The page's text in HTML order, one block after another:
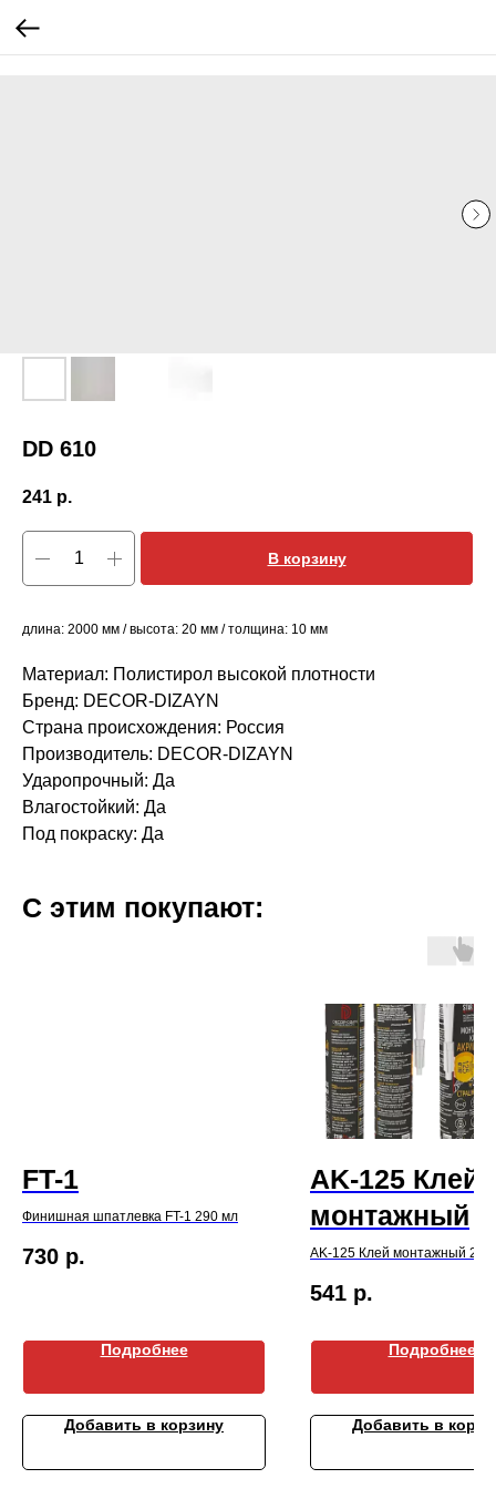
DD 610
241 р.
В корзину
длина: 2000 мм / высота: 20 мм / толщина: 10 мм
Материал: Полистирол высокой плотности
Бренд: DECOR-DIZAYN
Страна происхождения: Россия
Производитель: DECOR-DIZAYN
Ударопрочный: Да
Влагостойкий: Да
Под покраску: Да
С этим покупают:
FT-1
Финишная шпатлевка FT-1 290 мл
730 р.
Подробнее
Добавить в корзину
AK-125 Клей
монтажный
AK-125 Клей монтажный 290
541 р.
Подробнее
Добавить в